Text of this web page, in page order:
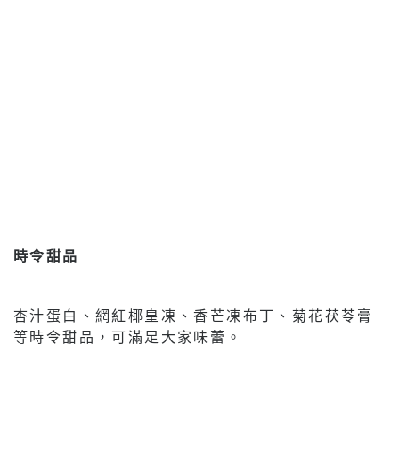
時令甜品
杏汁蛋白、網紅椰皇凍、香芒凍布丁、菊花茯苓膏
等時令甜品，可滿足大家味蕾。